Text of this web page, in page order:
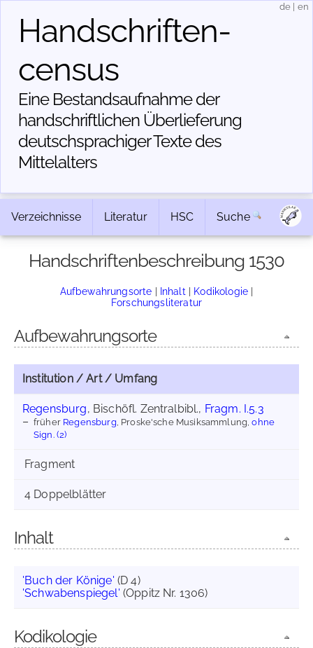
Handschriften­
census
Eine Bestandsaufnahme der
handschriftlichen Über­lieferung
deutschsprachiger Texte des
Mittelalters
de en
Verzeichnisse Literatur HSC Suche
Handschriftenbeschreibung 1530
Aufbewahrungsorte | Inhalt | Kodikologie |
Forschungsliteratur
Aufbewahrungsorte
Institution / Art / Umfang
Regensburg, Bischöfl. Zentralbibl., Fragm. I.5.3
früher Regensburg , Proske'sche Musiksammlung,ohne
Sign. (2)
Fragment
4 Doppelblätter
Inhalt
'Buch der Könige' (D 4)
'Schwabenspiegel' (Oppitz Nr. 1306)
Kodikologie